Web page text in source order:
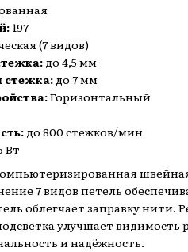
197
(7 видов)
до 4,5 мм
стежка: до 7 мм
Горизонтальный
до 800 стежков/мин
Вт
7 видов петель
облегчает заправку
улучшает
и надёжность.​